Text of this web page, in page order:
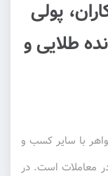
پولی
طلایی و
با سایر کسب و
معاملات است. در